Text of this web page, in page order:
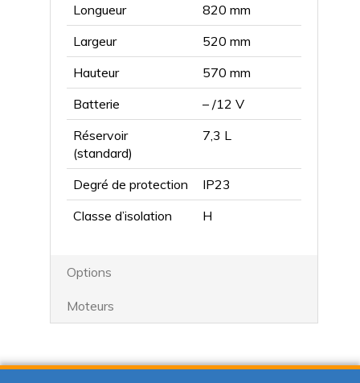
Longueur
820 mm
Largeur
520 mm
Hauteur
570 mm
Batterie
– /12 V
Réservoir
(standard)
7,3 L
Degré de protection
IP23
Classe d’isolation
H
Options
Moteurs